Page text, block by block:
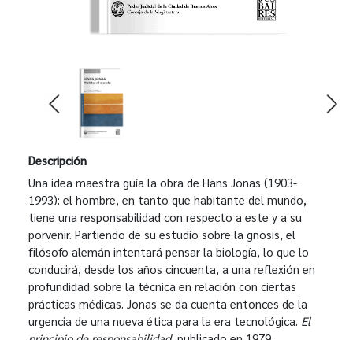
Descripción
Una idea maestra guía la obra de Hans Jonas (1903-
1993): el hombre, en tanto que habitante del mundo,
tiene una responsabilidad con respecto a este y a su
porvenir. Partiendo de su estudio sobre la gnosis, el
filósofo alemán intentará pensar la biología, lo que lo
conducirá, desde los años cincuenta, a una reflexión en
profundidad sobre la técnica en relación con ciertas
prácticas médicas. Jonas se da cuenta entonces de la
urgencia de una nueva ética para la era tecnológica. El